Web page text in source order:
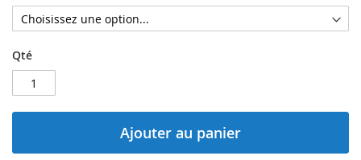
Qté
Ajouter au panier